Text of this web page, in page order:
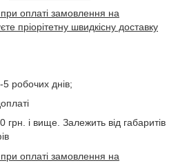
оплаті замовлення на
пріорітетну швидкісну доставку
робочих днів;
грн. і вище. Залежить від габаритів
оплаті замовлення на